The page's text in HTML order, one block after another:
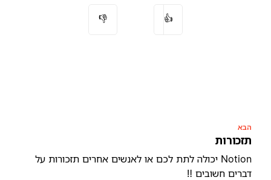
👍
👎
הבא
תזכורות
Notion יכולה לתת לכם או לאנשים אחרים תזכורות על
דברים חשובים ‼️